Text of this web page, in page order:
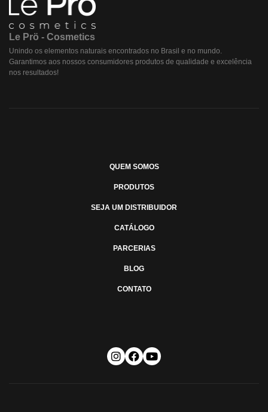
Le Prö - Cosmetics
Unindo os elementos naturais encontrados no Brasil e no mundo.
Garantimos aos nossos consumidores produtos de qualidade e excelência
nos resultados!
QUEM SOMOS
PRODUTOS
SEJA UM DISTRIBUIDOR
CATÁLOGO
PARCERIAS
BLOG
CONTATO